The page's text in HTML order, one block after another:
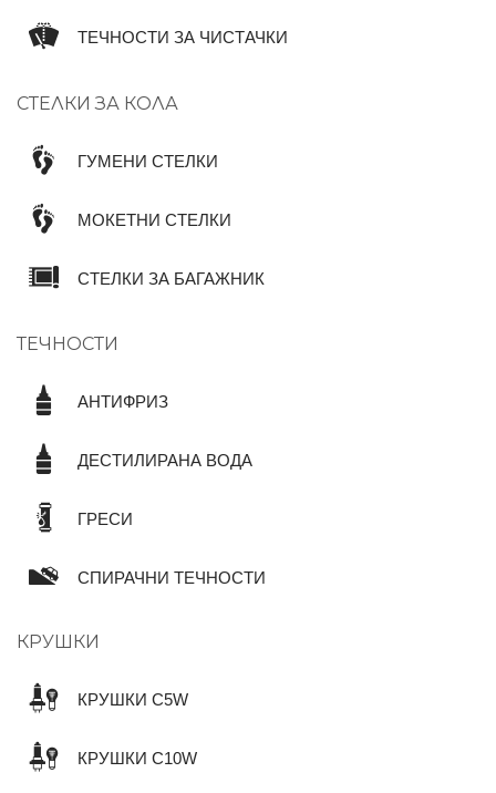
ТЕЧНОСТИ ЗА ЧИСТАЧКИ
СТЕЛКИ ЗА КОЛА
ГУМЕНИ СТЕЛКИ
МОКЕТНИ СТЕЛКИ
СТЕЛКИ ЗА БАГАЖНИК
ТЕЧНОСТИ
АНТИФРИЗ
ДЕСТИЛИРАНА ВОДА
ГРЕСИ
СПИРАЧНИ ТЕЧНОСТИ
КРУШКИ
КРУШКИ C5W
КРУШКИ C10W